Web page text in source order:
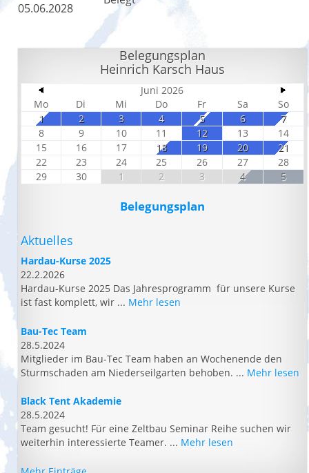
05.06.2028
Belegungsplan
Heinrich Karsch Haus
Juni 2026
Mo
Di Mi Do Fr Sa
So
1
2 3 4 5 6
7
8
9 10 11 12 13
14
15
16 17 18 19 20
21
22
23 24 25 26 27
28
29
30 1 2 3 4 5
Belegungsplan
Aktuelles
Hardau-Kurse 2025
22.2.2026
Hardau-Kurse 2025 Das Jahresprogramm für unsere Kurse
ist fast komplett, wir ... Mehr lesen
Bau-Tec Team
28.5.2024
Mitglieder im Bau-Tec Team haben an Wochenende den
Sturmschaden am Niederseilgarten behoben. ... Mehr lesen
Black Tent Akademie
28.5.2024
Team gesucht! Für eine Zeltbau Seminar Reihe suchen wir
weiterhin interessierte Teamer. ... Mehr lesen